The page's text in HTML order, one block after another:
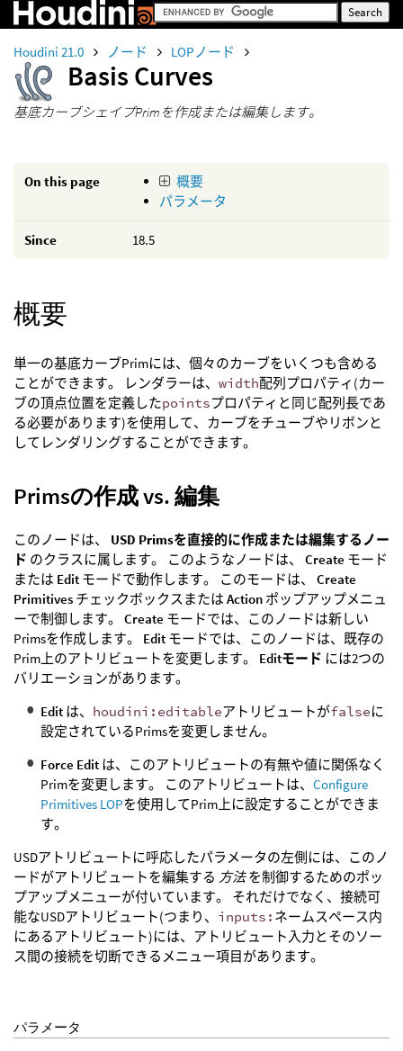
Houdini 21.0 ノード LOPノード
Basis Curves
基底カーブシェイプPrimを作成または編集します。
On this page
概要
パラメータ
Since 18.5
概要
単一の基底カーブPrimには、個々のカーブをいくつも含める
ことができます。 レンダラーは、 width配列プロパティ(カー
ブの頂点位置を定義したpointsプロパティと同じ配列長であ
る必要があります)を使用して、カーブをチューブやリボンと
してレンダリングすることができます。
Primsの作成 vs. 編集
このノードは、 USD Primsを直接的に作成または編集するノー
ド のクラスに属します。 このようなノードは、 Create モード
または Edit モードで動作します。 このモードは、 Create
Primitives チェックボックスまたは Action ポップアップメニュ
ーで制御します。 Create モードでは、このノードは新しい
Primsを作成します。 Edit モードでは、このノードは、既存の
Prim上のアトリビュートを変更します。 Editモード には2つの
バリエーションがあります。
Edit は、 houdini:editableアトリビュートがfalseに
設定されているPrimsを変更しません。
Force Edit は、このアトリビュートの有無や値に関係なく
Primを変更します。 このアトリビュートは、 Configure
Primitives LOPを使用してPrim上に設定することができま
す。
USDアトリビュートに呼応したパラメータの左側には、このノ
ードがアトリビュートを編集する 方法を制御するためのポッ
プアップメニューが付いています。 それだけでなく、接続可
能なUSDアトリビュート(つまり、 inputs: ネームスペース内
にあるアトリビュート)には、アトリビュート入力とそのソー
ス間の接続を切断できるメニュー項目があります。
パラメータ